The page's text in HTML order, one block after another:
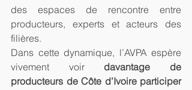
des espaces de rencontre entre
producteurs, experts et acteurs des
filières.
Dans cette dynamique, l’AVPA espère
vivement voir davantage de
producteurs de Côte d’Ivoire participer